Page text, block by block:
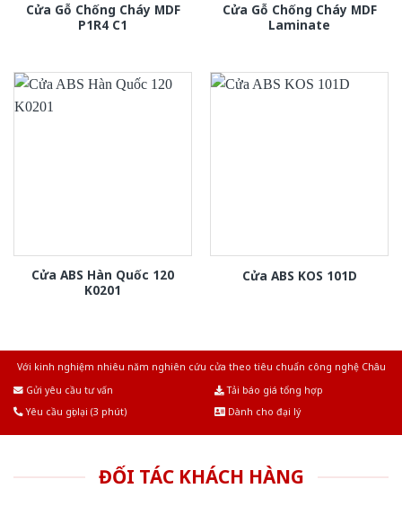
Cửa Gỗ Chống Cháy MDF
P1R4 C1
Cửa Gỗ Chống Cháy MDF
Laminate
Cửa ABS Hàn Quốc 120
K0201
Cửa ABS KOS 101D
Với kinh nghiệm nhiêu năm nghiên cứu cửa theo tiêu chuẩn công nghệ Châu
Gửi yêu cầu tư vấn
Tải báo giá tổng hợp
Yêu cầu gọi lại (3 phút)
Dành cho đại lý
ĐỐI TÁC KHÁCH HÀNG